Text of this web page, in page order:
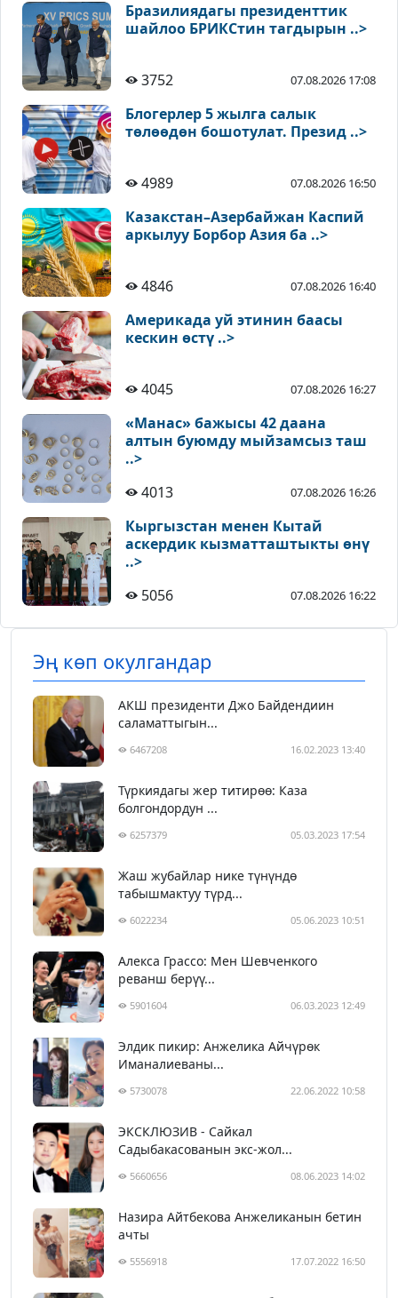
Бразилиядагы президенттик
шайлоо БРИКСтин тагдырын ..>
3752 07.08.2026 17:08
Блогерлер 5 жылга салык
төлөөдөн бошотулат. Презид ..>
4989 07.08.2026 16:50
Казакстан–Азербайжан Каспий
аркылуу Борбор Азия ба ..>
4846 07.08.2026 16:40
Америкада уй этинин баасы
кескин өстү ..>
4045 07.08.2026 16:27
«Манас» бажысы 42 даана
алтын буюмду мыйзамсыз таш
..>
4013
07.08.2026 16:26
Кыргызстан менен Кытай
аскердик кызматташтыкты өнү
..>
5056
07.08.2026 16:22
Эң көп окулгандар
АКШ президенти Джо Байдендиин
саламаттыгын...
6467208 16.02.2023 13:40
Түркиядагы жер титирөө: Каза
болгондордун ...
6257379 05.03.2023 17:54
Жаш жубайлар нике түнүндө
табышмактуу түрд...
6022234 05.06.2023 10:51
Алекса Грассо: Мен Шевченкого
реванш берүү...
5901604 06.03.2023 12:49
Элдик пикир: Анжелика Айчүрөк
Иманалиеваны...
5730078 22.06.2022 10:58
ЭКСКЛЮЗИВ - Сайкал
Садыбакасованын экс-жол...
5660656 08.06.2023 14:02
Назира Айтбекова Анжеликанын бетин
ачты
5556918 17.07.2022 16:50